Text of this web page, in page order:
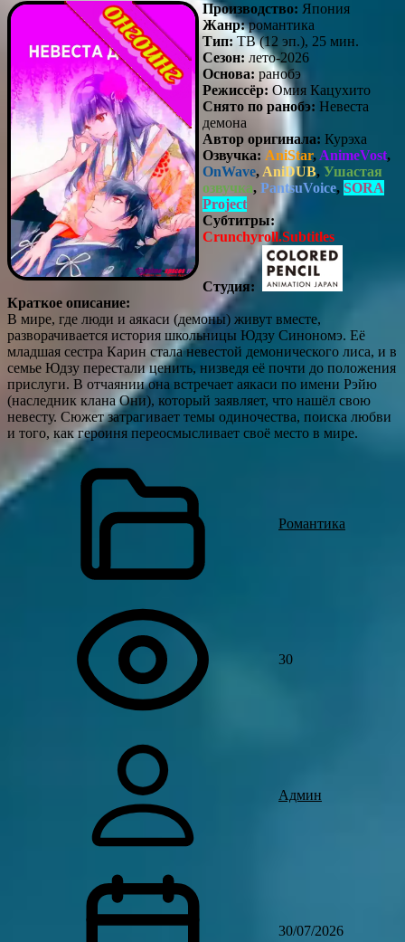
Производство: Япония
Жанр:романтика
Тип: ТВ (12 эп.), 25 мин.
Сезон: лето-2026
Основа: ранобэ
Режиссёр: Омия Кацухито
Снято по ранобэ: Невеста
демона
Автор оригинала: Курэха
Озвучка: AniStar, AnimeVost,
OnWave, AniDUB, Ушастая
озвучка, PantsuVoice, SORA
Project
Субтитры:
Crunchyroll.Subtitles
Студия:
Краткое описание:
В мире, где люди и аякаси (демоны) живут вместе,
разворачивается история школьницы Юдзу Синономэ. Её
младшая сестра Карин стала невестой демонического лиса, и в
семье Юдзу перестали ценить, низведя её почти до положения
прислуги. В отчаянии она встречает аякаси по имени Рэйю
(наследник клана Они), который заявляет, что нашёл свою
невесту. Сюжет затрагивает темы одиночества, поиска любви
и того, как героиня переосмысливает своё место в мире.
Романтика
30
Админ
30/07/2026